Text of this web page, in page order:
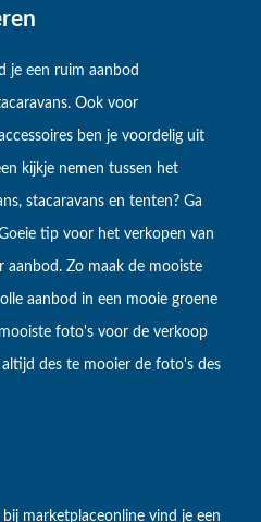
je een ruim aanbod
Ook voor
ben je voordelig uit
kijkje nemen tussen het
stacaravans en tenten? Ga
tip voor het verkopen van
aanbod. Zo maak de mooiste
aanbod in een mooie groene
foto's voor de verkoop
des te mooier de foto's des
marketplaceonline vind je een